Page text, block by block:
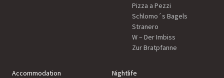
Pizza a Pezzi
Schlomo´s Bagels
Stranero
W – Der Imbiss
Zur Bratpfanne
Accommodation
Nightlife